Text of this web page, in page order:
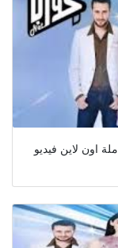
الحلقة 20 مدبلج كاملة اون لاين فيديو